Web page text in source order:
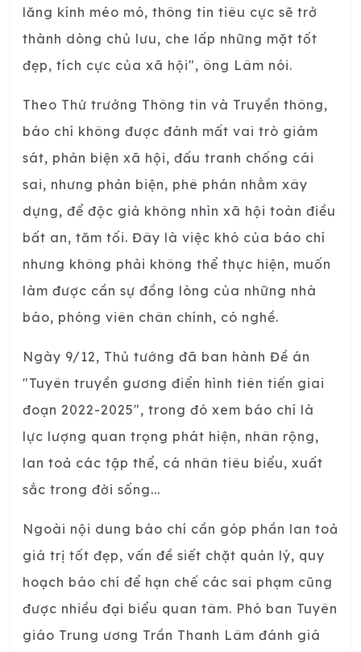
lăng kính méo mó, thông tin tiêu cực sẽ trở
thành dòng chủ lưu, che lấp những mặt tốt
đẹp, tích cực của xã hội", ông Lâm nói.
Theo Thứ trưởng Thông tin và Truyền thông,
báo chí không được đánh mất vai trò giám
sát, phản biện xã hội, đấu tranh chống cái
sai, nhưng phản biện, phê phán nhằm xây
dựng, để độc giả không nhìn xã hội toàn điều
bất an, tăm tối. Đây là việc khó của báo chí
nhưng không phải không thể thực hiện, muốn
làm được cần sự đồng lòng của những nhà
báo, phóng viên chân chính, có nghề.
Ngày 9/12, Thủ tướng đã ban hành Đề án
"Tuyên truyền gương điển hình tiên tiến giai
đoạn 2022-2025", trong đó xem báo chí là
lực lượng quan trọng phát hiện, nhân rộng,
lan toả các tập thể, cá nhân tiêu biểu, xuất
sắc trong đời sống...
Ngoài nội dung báo chí cần góp phần lan toả
giá trị tốt đẹp, vấn đề siết chặt quản lý, quy
hoạch báo chí để hạn chế các sai phạm cũng
được nhiều đại biểu quan tâm. Phó ban Tuyên
giáo Trung ương Trần Thanh Lâm đánh giá